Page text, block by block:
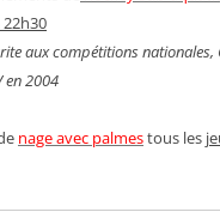
aux compétitions nationales,
en 2004
nage avec palmestous les